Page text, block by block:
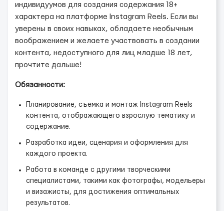
индивидуумов для создания содержания 18+
характера на платформе Instagram Reels. Если вы
уверены в своих навыках, обладаете необычным
воображением и желаете участвовать в создании
контента, недоступного для лиц младше 18 лет,
прочтите дальше!
Обязанности:
Планирование, съемка и монтаж Instagram Reels
контента, отображающего взрослую тематику и
содержание.
Разработка идеи, сценария и оформления для
каждого проекта.
Работа в команде с другими творческими
специалистами, такими как фотографы, модельеры
и визажисты, для достижения оптимальных
результатов.